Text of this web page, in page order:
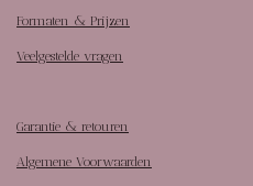
Formaten & Prijzen
Veelgestelde vragen
Garantie & retouren
Algemene Voorwaarden